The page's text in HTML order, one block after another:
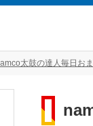
太鼓の達人毎日お